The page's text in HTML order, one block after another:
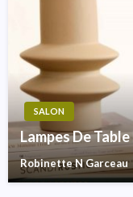
SALON
Lampes De
Robinette N Garceau